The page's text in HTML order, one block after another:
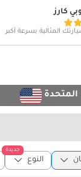
كارز
المثالية بسرعة أكبر
المتحدة
جديدة
النوع